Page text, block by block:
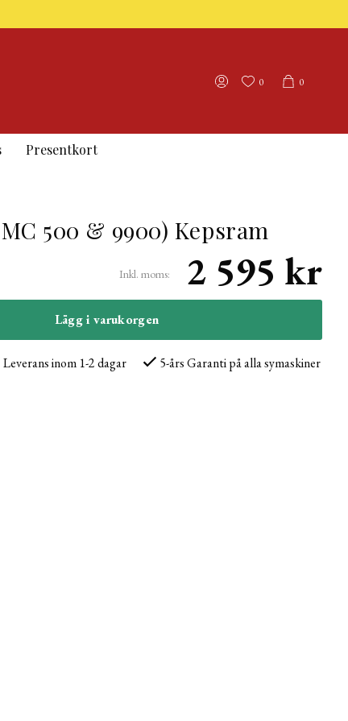
0
0
Presentkort
500 & 9900) Kepsram
Inkl. moms: 2 595 kr
Lägg i varukorgen
Leverans inom 1-2 dagar 5-års Garanti på alla symaskiner